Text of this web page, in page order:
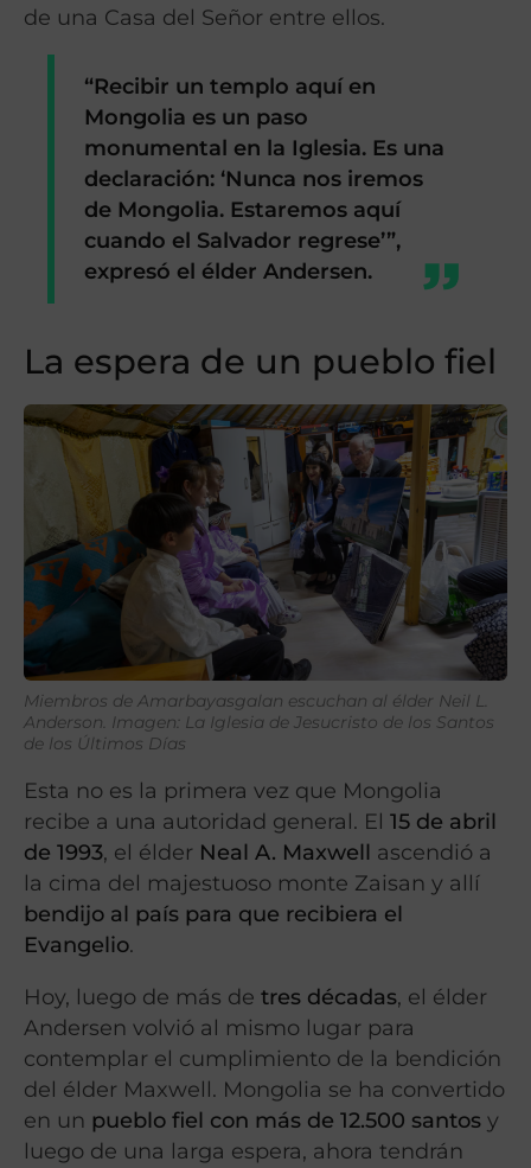
de una Casa del Señor entre ellos.
“Recibir un templo aquí en
Mongolia es un paso
monumental en la Iglesia. Es una
declaración: ‘Nunca nos iremos
de Mongolia. Estaremos aquí
cuando el Salvador regrese’”,
expresó el élder Andersen.
La espera de un pueblo fiel
Miembros de Amarbayasgalan escuchan al élder Neil L.
Anderson. Imagen: La Iglesia de Jesucristo de los Santos
de los Últimos Días
Esta no es la primera vez que Mongolia
recibe a una autoridad general. El 15 de abril
de 1993, el élder Neal A. Maxwell ascendió a
la cima del majestuoso monte Zaisan y allí
bendijo al país para que recibiera el
Evangelio.
Hoy, luego de más de tres décadas, el élder
Andersen volvió al mismo lugar para
contemplar el cumplimiento de la bendición
del élder Maxwell. Mongolia se ha convertido
en un pueblo fiel con más de 12.500 santos y
luego de una larga espera, ahora tendrán